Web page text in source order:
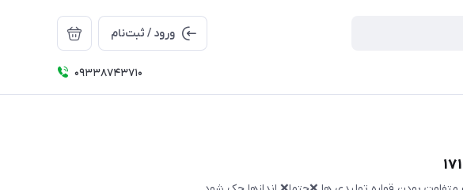
ورود / ثبت‌نام
09338743710